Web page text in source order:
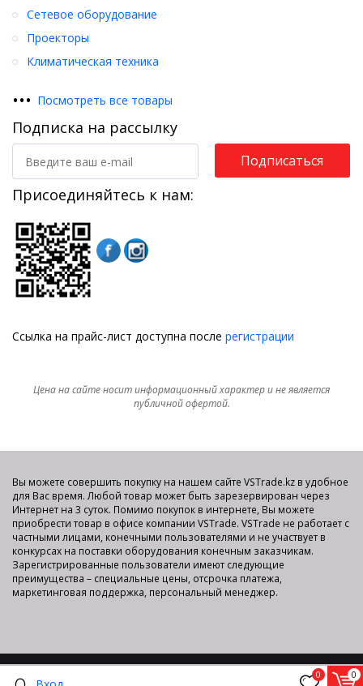
0 0
Сетевое оборудование
Проекторы
Климатическая техника
••• Посмотреть все товары
Подписка на рассылку
Подписаться
Присоединяйтесь к нам:
Ссылка на прайс-лист доступна после регистрации
Цена на сайте носит информационный характер и не является
публичной офертой.
Вы можете совершить покупку на нашем сайте VSTrade.kz в удобное
для Вас время. Любой товар может быть зарезервирован через
Интернет на 3 суток. Помимо покупок в интернете, Вы можете
приобрести товар в офисе компании VSTrade. VSTrade не работает с
частными лицами, конечными пользователями и не участвует в
конкурсах на поставки оборудования конечным заказчикам.
Зарегистрированные пользователи имеют следующие
преимущества – специальные цены, отсрочка платежа,
маркетинговая поддержка, персональный менеджер.
Показать полную версию
2015-2025 © VS TRADE Интернет-площадка для продажи